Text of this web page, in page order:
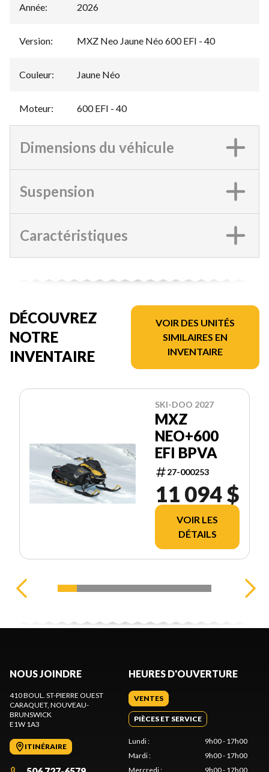
Année: 2026
Version: MXZ Neo Jaune Néo 600 EFI - 40
Couleur: Jaune Néo
Moteur: 600 EFI - 40
Dimensions du véhicule
Suspension
Caractéristiques
DÉCOUVREZ
NOTRE
INVENTAIRE
VOIR DES UNITÉS
SIMILAIRES EN
INVENTAIRE
SKI-DOO 2027
MXZ
NEO+600
EFI BPVA
27-000253
11 094 $
VOIR LES
DÉTAILS
NOUS JOINDRE
410 BOUL. ST-PIERRE OUEST
CARAQUET, NOUVEAU-
BRUNSWICK
E1W 1A3
ITINÉRAIRE
HEURES D'OUVERTURE
VENTES
PIÈCES ET SERVICE
Lundi:
9h00 - 17h00
Mardi:
9h00 - 17h00
Mercredi: 9h00 - 17h00